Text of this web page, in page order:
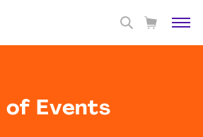
of Events